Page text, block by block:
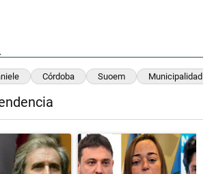
Córdoba Suoem Municipalidad
con el título "Di Tullio impugnó a Joaquín
Un artículo de tendencia con el